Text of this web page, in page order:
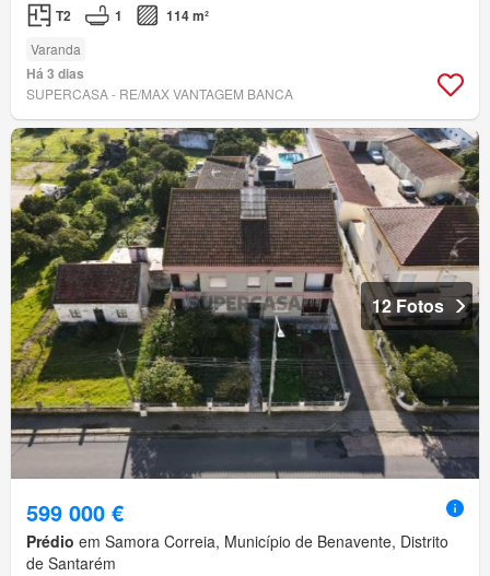
T2 1 114 m²
Varanda
Há 3 dias
SUPERCASA - RE/MAX VANTAGEM BANCA
12 Fotos
599 000 €
Prédio em Samora Correia, Município de Benavente, Distrito
de Santarém